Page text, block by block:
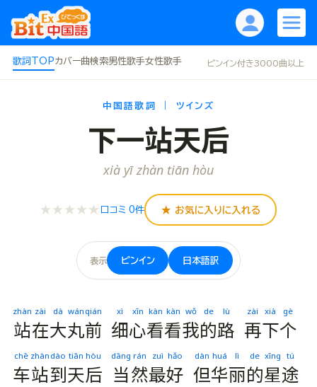
歌詞TOPカバー曲検索男性歌手女性歌手 ピンイン付き3000曲以上
中国語歌詞 ｜ ツインズ
下一站天后
xià yī zhàn tiān hòu
★★★★★ 口コミ 0件 ★ お気に入りに入れる
表示 ピンイン 日本語訳
站
zhàn
在
zài
大
dà
丸
wán
前
qián
细
xì
心
xīn
看
kàn
看
kàn
我
wǒ
的
de
路
lù
再
zài
下
xià
个
gè
车
chē
站
zhàn
到
dào
天
tiān
后
hòu
当
dāng
然
rán
最
zuì
好
hǎo
但
dàn
华
huá
丽
lì
的
de
星
xīng
途
tú